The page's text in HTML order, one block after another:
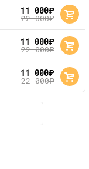
11 000руб.
22 000руб.
11 000руб.
22 000руб.
11 000руб.
22 000руб.